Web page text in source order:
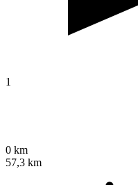
1
0 km
57,3 km